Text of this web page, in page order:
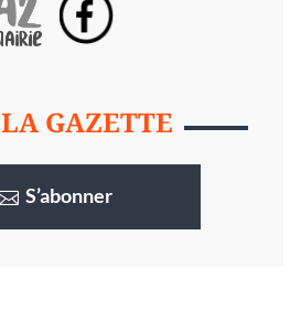
LA GAZETTE
S’abonner